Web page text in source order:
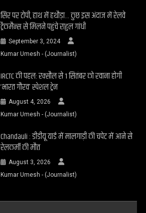
सिर पर टोपी, हाथ में हथौड़ा… कुछ इस अंदाज में रेलवे
ट्रैकमैन्स से मिलने पहुंचे राहुल गांधी
September 3, 2024
Kumar Umesh - (Journalist)
IRCTC की पहल: रक्सौल से 1 सितंबर को रवाना होगी
‘भारत गौरव’ स्पेशल ट्रेन
August 4, 2026
Kumar Umesh - (Journalist)
Chandauli : डीडीयू यार्ड में मालगाड़ी की चपेट में आने से
रेलकर्मी की मौत
August 3, 2026
Kumar Umesh - (Journalist)